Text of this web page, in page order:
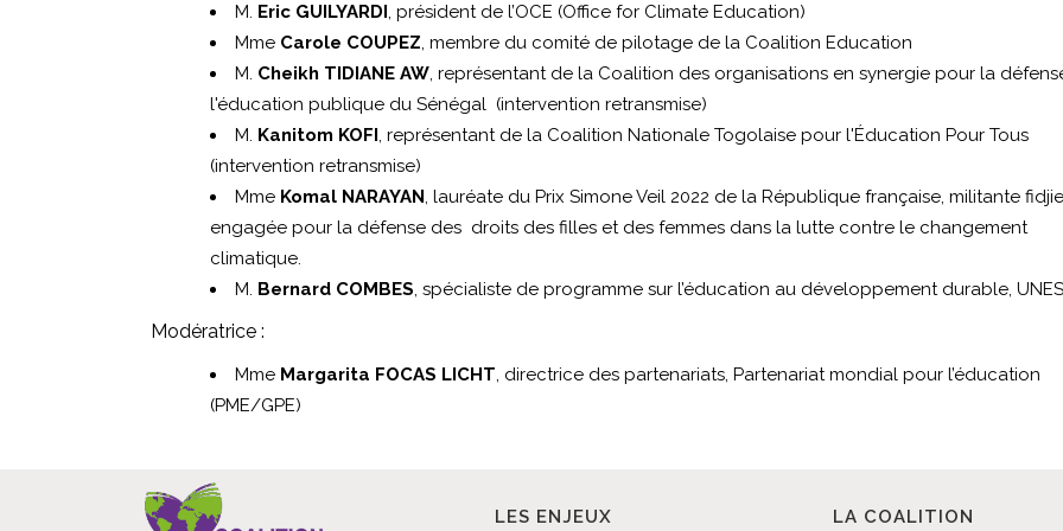
M. Eric GUILYARDI , président de l’OCE (Office for Climate Education)
Mme Carole COUPEZ, membre du comité de pilotage de la Coalition Education
M. Cheikh TIDIANE AW, représentant de la Coalition des organisations en synergie pour la
l'éducation publique du Sénégal (intervention retransmise)
M. Kanitom KOFI , représentant de la Coalition Nationale Togolaise pour l'Éducation Pour Tous
(intervention retransmise)
Mme Komal NARAYAN, lauréate du Prix Simone Veil 2022 de la République française, militante
engagée pour la défense des droits des filles et des femmes dans la lutte contre le changement
climatique.
M. Bernard COMBES, spécialiste de programme sur l’éducation au développement durable,
Modératrice :
Mme Margarita FOCAS LICHT, directrice des partenariats, Partenariat mondial pour l’éducation
(PME/GPE)
LES ENJEUX LA COALITION